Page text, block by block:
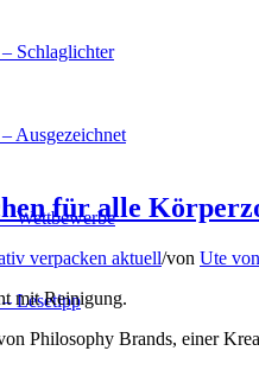
Schlaglichter
Ausgezeichnet
Wettbewerbe
Lesetipp
für alle
verpacken aktuell/von Ute
mit Reinigung.
Philosophy Brands, einer